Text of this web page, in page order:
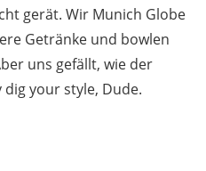
gerät. Wir Munich Globe
Getränke und bowlen
uns gefällt, wie der
your style, Dude.